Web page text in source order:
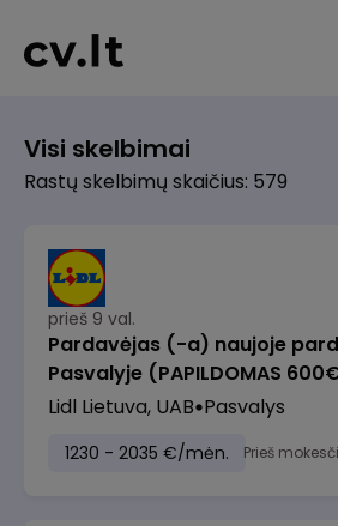
Visi skelbimai
Rastų skelbimų skaičius: 579
prieš 9 val.
Pardavėjas (-a) naujoje
Pasvalyje (PAPILDOMAS
Lidl Lietuva, UAB Pasvalys
1230 - 2035 €/mėn. Prieš